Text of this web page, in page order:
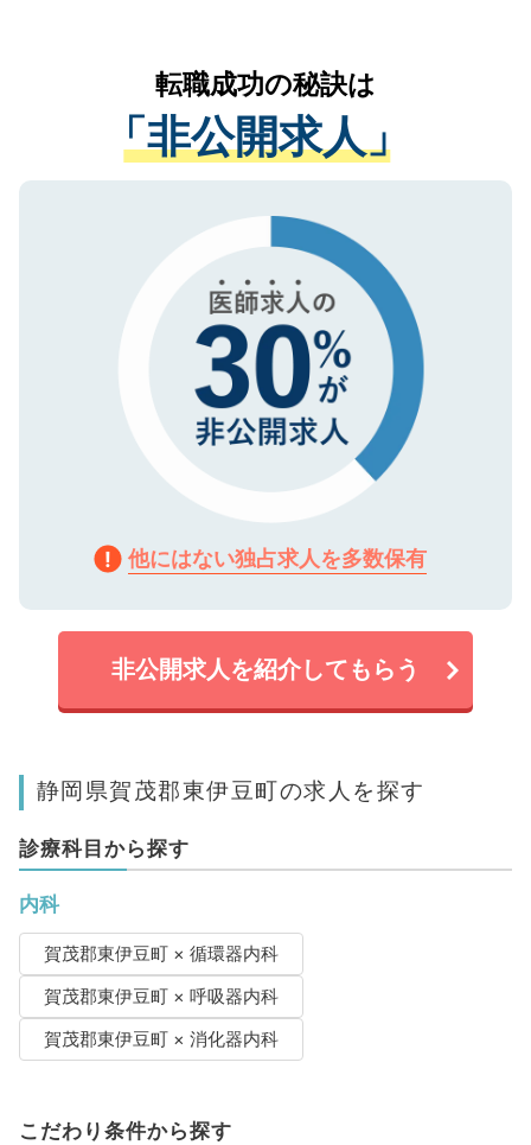
は、個人情報の取り扱いについての厳密な
管理基準を満たした事業者のみに付与され
る、プライバシーマークを取得済みです。
で、機密保持に関してもご安心ください。
かがいして、現在の医療機関の状況や紹介
経験をまじえながら、適切なアドバイスを
させていただきます。すぐにご転職をされ
ない方には、長期的なサポートが可能です
ので、まずはご登録ください。
転職成功の秘訣は
「非公開求人」
他にはない独占求人を多数保有
非公開求人を紹介してもらう
静岡県賀茂郡東伊豆町の求人を探す
診療科目から探す
内科
賀茂郡東伊豆町 × 循環器内科
賀茂郡東伊豆町 × 呼吸器内科
賀茂郡東伊豆町 × 消化器内科
こだわり条件から探す